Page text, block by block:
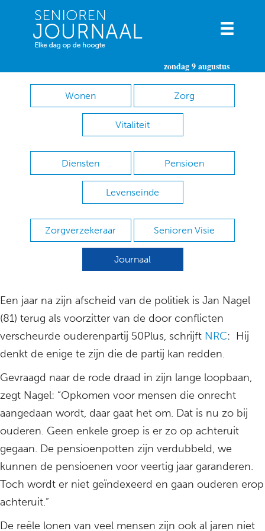
zondag 9 augustus
Wonen Zorg
Vitaliteit
Diensten Pensioen
Levenseinde
Zorgverzekeraar Senioren Visie
Journaal
Een jaar na zijn afscheid van de politiek is Jan Nagel
(81) terug als voorzitter van de door conflicten
verscheurde ouderenpartij 50Plus, schrijft NRC: Hij
denkt de enige te zijn die de partij kan redden.
Gevraagd naar de rode draad in zijn lange loopbaan,
zegt Nagel: “Opkomen voor mensen die onrecht
aangedaan wordt, daar gaat het om. Dat is nu zo bij
ouderen. Geen enkele groep is er zo op achteruit
gegaan. De pensioenpotten zijn verdubbeld, we
kunnen de pensioenen voor veertig jaar garanderen.
Toch wordt er niet geïndexeerd en gaan ouderen erop
achteruit.”
De reële lonen van veel mensen zijn ook al jaren niet